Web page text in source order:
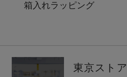
箱入れラッピング
東京ストア